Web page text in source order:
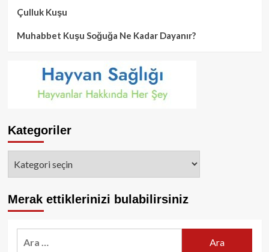
Çulluk Kuşu
Muhabbet Kuşu Soğuğa Ne Kadar Dayanır?
Kategoriler
Merak ettiklerinizi bulabilirsiniz